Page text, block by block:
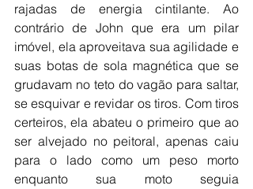
rajadas de energia cintilante. Ao
contrário de John que era um pilar
imóvel, ela aproveitava sua agilidade e
suas botas de sola magnética que se
grudavam no teto do vagão para saltar,
se esquivar e revidar os tiros. Com tiros
certeiros, ela abateu o primeiro que ao
ser alvejado no peitoral, apenas caiu
para o lado como um peso morto
enquanto sua moto seguia